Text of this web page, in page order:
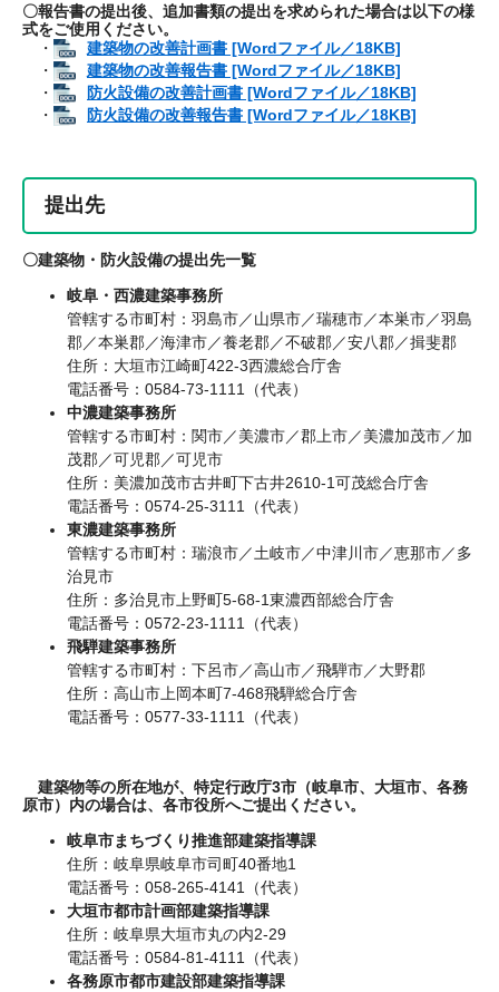
〇報告書の提出後、追加書類の提出を求められた場合は以下の様
式をご使用ください。
・
建築物の改善計画書 [Wordファイル／18KB]
・
建築物の改善報告書 [Wordファイル／18KB]
・
防火設備の改善計画書 [Wordファイル／18KB]
・
防火設備の改善報告書 [Wordファイル／18KB]
提出先
〇建築物・防火設備の提出先一覧
岐阜・西濃建築事務所
管轄する市町村：羽島市／山県市／瑞穂市／本巣市／羽島
郡／本巣郡／海津市／養老郡／不破郡／安八郡／揖斐郡
住所：大垣市江崎町422-3西濃総合庁舎
電話番号：0584-73-1111（代表）
中濃建築事務所
管轄する市町村：関市／美濃市／郡上市／美濃加茂市／加
茂郡／可児郡／可児市
​住所：美濃加茂市古井町下古井2610-1可茂総合庁舎
電話番号：0574-25-3111（代表）
東濃建築事務所
管轄する市町村：瑞浪市／土岐市／中津川市／恵那市／多
治見市
住所：多治見市上野町5-68-1東濃西部総合庁舎
電話番号：0572-23-1111（代表）
飛騨建築事務所
管轄する市町村：下呂市／高山市／飛騨市／大野郡
住所：高山市上岡本町7-468飛騨総合庁舎
電話番号：0577-33-1111（代表）
建築物等の所在地が、特定行政庁3市（岐阜市、大垣市、各務
原市）内の場合は、各市役所へご提出ください。
岐阜市まちづくり推進部建築指導課
住所：岐阜県岐阜市司町40番地1
電話番号：058-265-4141（代表）
大垣市都市計画部建築指導課
住所：岐阜県大垣市丸の内2-29
電話番号：0584-81-4111（代表）
各務原市都市建設部建築指導課